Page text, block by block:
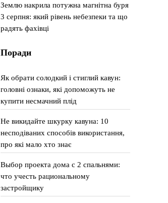
Землю накрила потужна магнітна буря
3 серпня: який рівень небезпеки та що
радять фахівці
Поради
Як обрати солодкий і стиглий кавун:
головні ознаки, які допоможуть не
купити несмачний плід
Не викидайте шкурку кавуна: 10
несподіваних способів використання,
про які мало хто знає
Выбор проекта дома с 2 спальнями:
что учесть рациональному
застройщику